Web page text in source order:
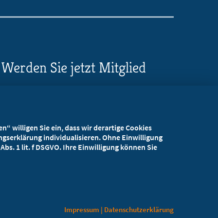
Werden Sie jetzt Mitglied
Kostenlos für Studierende
willigen Sie ein, dass wir derartige Cookies
individualisieren. Ohne Einwilligung
1 lit. f DSGVO. Ihre Einwilligung können Sie
Impressum | Datenschutzerklärung